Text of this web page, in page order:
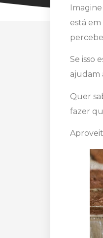
está
Se isso
ajudam
Quer
fazer